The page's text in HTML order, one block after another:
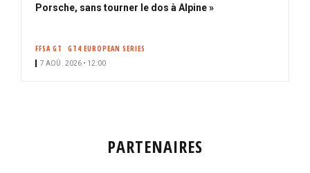
b
Porsche, sans tourner le dos à Alpine »
FFSA GT GT4 EUROPEAN SERIES
7 AOÛ. 2026 • 12:00
PARTENAIRES